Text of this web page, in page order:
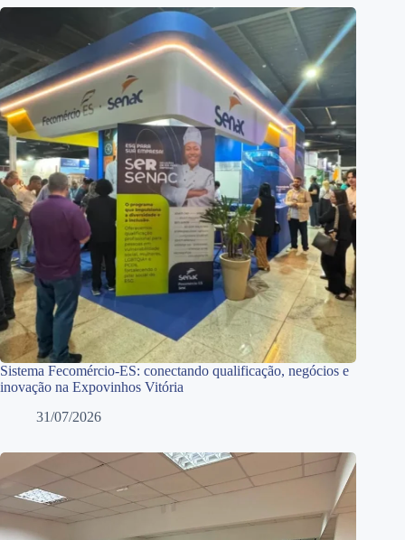
Sistema Fecomércio-ES: conectando qualificação, negócios e
inovação na Expovinhos Vitória
31/07/2026